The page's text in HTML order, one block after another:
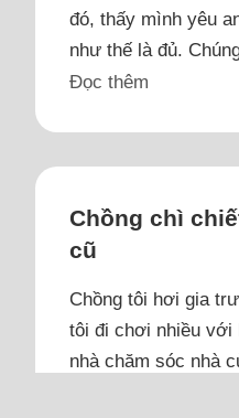
đó, thấy mình yêu
như thế là đủ.
Đọc thêm
Chồng chì
cũ
Chồng tôi hơi gia
tôi đi chơi nhiều với
nhà chăm sóc nhà